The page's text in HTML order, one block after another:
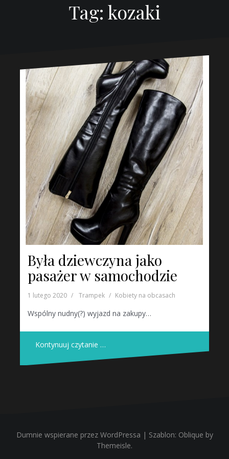
Tag: kozaki
Była dziewczyna jako
pasażer w samochodzie
1 lutego 2020 Trampek Kobiety na obcasach
Wspólny nudny(?) wyjazd na zakupy…
Kontynuuj czytanie …
Dumnie wspierane przez WordPressa | Szablon: Oblique by
Themeisle.